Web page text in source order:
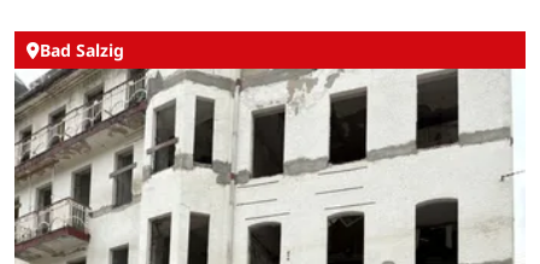
Bad Salzig